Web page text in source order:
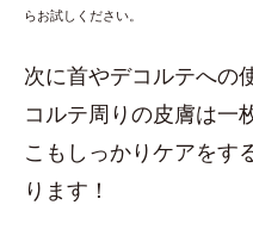
らお試しください。
次に首やデコルテへの
コルテ周りの皮膚は一
こもしっかりケアをす
ります！